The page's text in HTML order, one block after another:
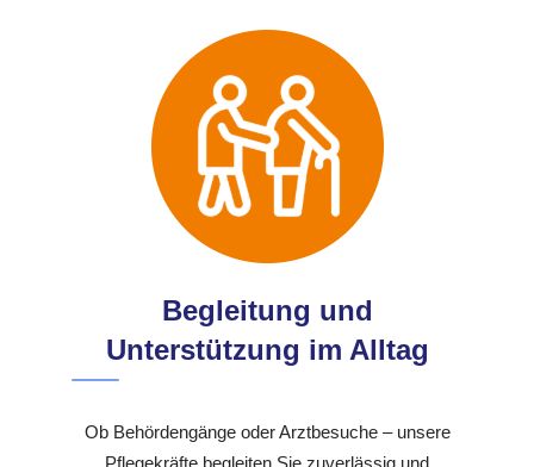
Begleitung und
Unterstützung im Alltag
Ob Behördengänge oder Arztbesuche – unsere